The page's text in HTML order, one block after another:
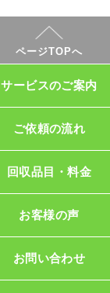
ページTOPへ
サービスのご案内
ご依頼の流れ
回収品目・料金
お客様の声
お問い合わせ